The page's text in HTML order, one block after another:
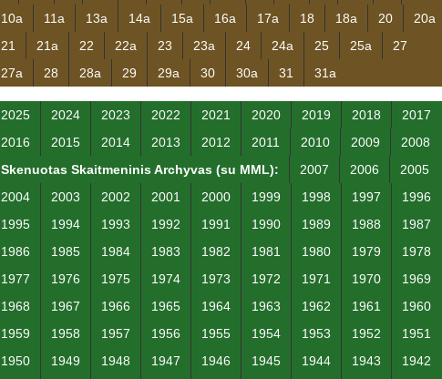
10a
11a 13a 14a 15a 16a 17a 18 18a 20
20a
21
21a 22 22a 23 23a 24 24a 25 25a
27
27a
28 28a 29 29a 30 30a 31
31a
2025 2024 2023 2022 2021 2020 2019 2018
2017
2016
2015 2014 2013 2012 2011 2010 2009
2008
Skenuotas Skaitmeninis Archyvas (su MML):
2007 2006
2005
2004
2003 2002 2001 2000 1999 1998 1997
1996
1995
1994 1993 1992 1991 1990 1989 1988
1987
1986
1985 1984 1983 1982 1981 1980 1979
1978
1977
1976 1975 1974 1973 1972 1971 1970
1969
1968
1967 1966 1965 1964 1963 1962 1961
1960
1959
1958 1957 1956 1955 1954 1953 1952
1951
1950
1949 1948 1947 1946 1945 1944 1943
1942